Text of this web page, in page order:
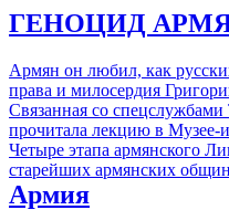
ГЕНОЦИД
Армян он любил, как
права и милосердия
Связанная со
прочитала лекцию в Музее-
Четыре этапа армянского
старейших армянских
Армия